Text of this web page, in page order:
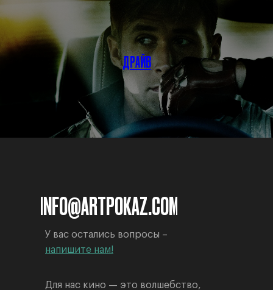
ДРАЙВ
Для нас кино — это волшебство,
INFO@ARTPOKAZ.COM
У вас остались вопросы –
напишите нам!